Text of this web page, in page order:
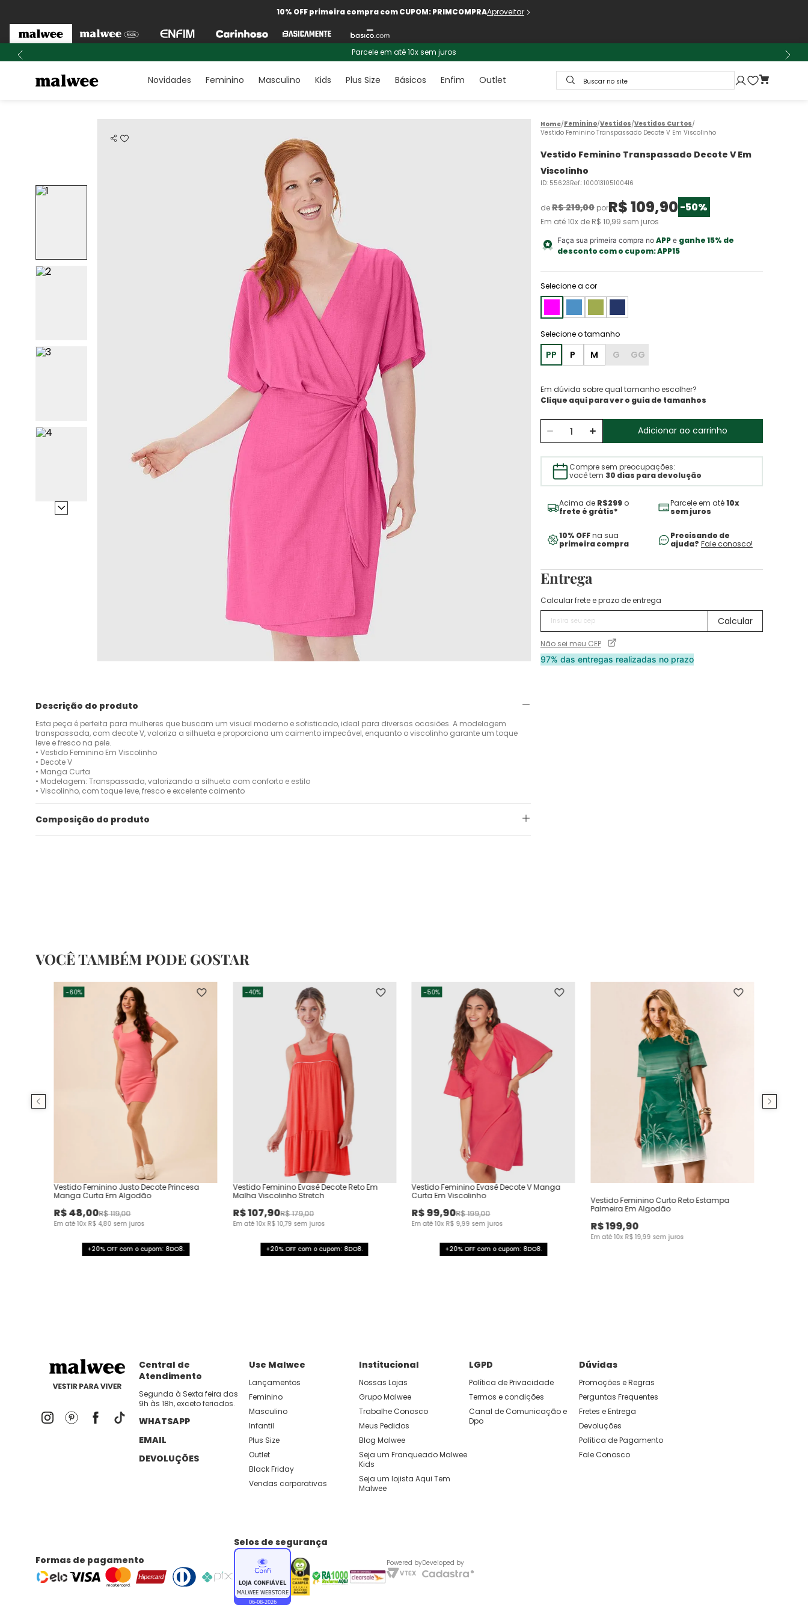
10% OFF primeira compra com CUPOM: PRIMCOMPRAAproveitar
Parcele em até 10x sem juros
Novidades Feminino Masculino Kids Plus Size Básicos Enfim Outlet Buscar no site
Descrição do produto
Esta peça é perfeita para mulheres que buscam um visual moderno e sofisticado, ideal para diversas ocasiões. A modelagem
transpassada, com decote V, valoriza a silhueta e proporciona um caimento impecável, enquanto o viscolinho garante um toque
leve e fresco na pele.
• Vestido Feminino Em Viscolinho
• Decote V
• Manga Curta
• Modelagem: Transpassada, valorizando a silhueta com conforto e estilo
• Viscolinho, com toque leve, fresco e excelente caimento
Composição do produto
Feminino Vestidos Vestidos Curtos
Vestido Feminino Transpassado Decote V Em Viscolinho
Vestido Feminino Transpassado Decote V Em
Viscolinho
ID: 55623Ref.: 100013105100416
deR$219,00porR$109,90 -50%
Em até10x de R$ 10,99 sem juros
Faça sua primeira compra no APPe ganhe 15% de
desconto com o cupom:APP15
Selecione a cor
PP P M G GG
Em dúvida sobre qual tamanho escolher?
Clique aqui para ver o guia de tamanhos
Adicionar ao carrinho
Compre sem preocupações:
você tem 30 dias para devolução
Acima de R$299o
frete é grátis*
Parcele em até10x
sem juros
10% OFFna sua
primeira compra
Precisando de
ajuda? Fale conosco!
Entrega
Calcular frete e prazo de entrega
Não sei meu CEP
97% das entregas realizadas no prazo
VOCÊ TAMBÉM PODE GOSTAR
-60%
Vestido Feminino Justo Decote Princesa
Manga Curta Em Algodão
R$48,00R$119,00
Em até10x R$ 4,80 sem juros
+20% OFF com o cupom: 8DO8.
-40%
Vestido Feminino Evasê Decote Reto Em
Malha Viscolinho Stretch
R$107,90R$179,00
Em até10x R$ 10,79 sem juros
+20% OFF com o cupom: 8DO8.
-50%
Vestido Feminino Evasê Decote V Manga
Curta Em Viscolinho
R$99,90R$199,00
Em até10x R$ 9,99 sem juros
+20% OFF com o cupom: 8DO8.
Vestido Feminino Curto Reto Estampa
Palmeira Em Algodão
R$199,90
Em até10x R$ 19,99 sem juros
Central de
Atendimento
Segunda à Sexta feira das
9h às 18h, exceto feriados.
WHATSAPP
EMAIL
DEVOLUÇÕES
Use Malwee
Lançamentos
Feminino
Masculino
Infantil
Plus Size
Outlet
Black Friday
Vendas corporativas
Institucional
Nossas Lojas
Grupo Malwee
Trabalhe Conosco
Meus Pedidos
Blog Malwee
Seja um Franqueado Malwee
Kids
Seja um lojista Aqui Tem
Malwee
LGPD
Política de Privacidade
Termos e condições
Canal de Comunicação e
Dpo
Dúvidas
Promoções e Regras
Perguntas Frequentes
Fretes e Entrega
Devoluções
Política de Pagamento
Fale Conosco
Formas de pagamento
Selos de segurança
Powered byDeveloped by